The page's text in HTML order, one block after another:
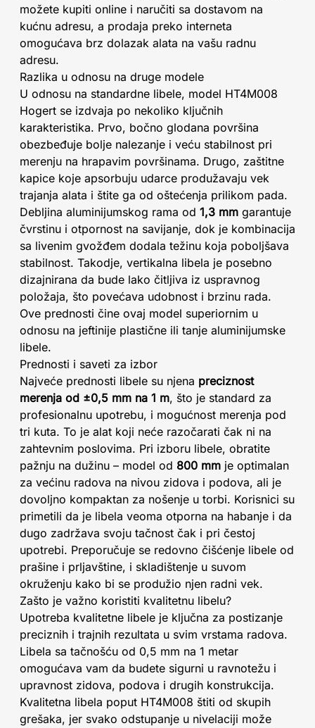
možete kupiti online i naručiti sa dostavom na
kućnu adresu, a prodaja preko interneta
omogućava brz dolazak alata na vašu radnu
adresu.
Razlika u odnosu na druge modele
U odnosu na standardne libele, model HT4M008
Hogert se izdvaja po nekoliko ključnih
karakteristika. Prvo, bočno glodana površina
obezbeđuje bolje nalezanje i veću stabilnost pri
merenju na hrapavim površinama. Drugo, zaštitne
kapice koje apsorbuju udarce produžavaju vek
trajanja alata i štite ga od oštećenja prilikom pada.
Debljina aluminijumskog rama od 1,3 mm garantuje
čvrstinu i otpornost na savijanje, dok je kombinacija
sa livenim gvožđem dodala težinu koja poboljšava
stabilnost. Takodje, vertikalna libela je posebno
dizajnirana da bude lako čitljiva iz uspravnog
položaja, što povećava udobnost i brzinu rada.
Ove prednosti čine ovaj model superiornim u
odnosu na jeftinije plastične ili tanje aluminijumske
libele.
Prednosti i saveti za izbor
Najveće prednosti libele su njena preciznost
merenja od ±0,5 mm na 1 m, što je standard za
profesionalnu upotrebu, i mogućnost merenja pod
tri kuta. To je alat koji neće razočarati čak ni na
zahtevnim poslovima. Pri izboru libele, obratite
pažnju na dužinu – model od 800 mm je optimalan
za većinu radova na nivou zidova i podova, ali je
dovoljno kompaktan za nošenje u torbi. Korisnici su
primetili da je libela veoma otporna na habanje i da
dugo zadržava svoju tačnost čak i pri čestoj
upotrebi. Preporučuje se redovno čišćenje libele od
prašine i prljavštine, i skladištenje u suvom
okruženju kako bi se produžio njen radni vek.
Zašto je važno koristiti kvalitetnu libelu?
Upotreba kvalitetne libele je ključna za postizanje
preciznih i trajnih rezultata u svim vrstama radova.
Libela sa tačnošću od 0,5 mm na 1 metar
omogućava vam da budete sigurni u ravnotežu i
upravnost zidova, podova i drugih konstrukcija.
Kvalitetna libela poput HT4M008 štiti od skupih
grešaka, jer svako odstupanje u nivelaciji može